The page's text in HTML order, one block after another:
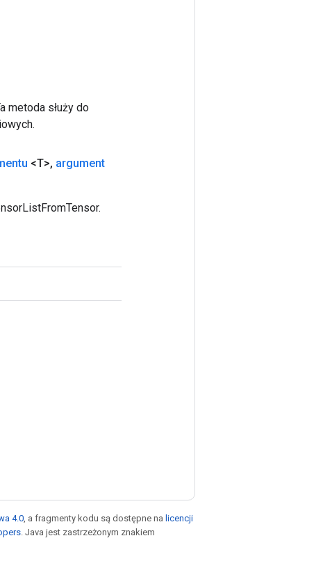
metoda służy do
<T>, argument
4.0 , a fragmenty kodu są dostępne na licencji
. Java jest zastrzeżonym znakiem